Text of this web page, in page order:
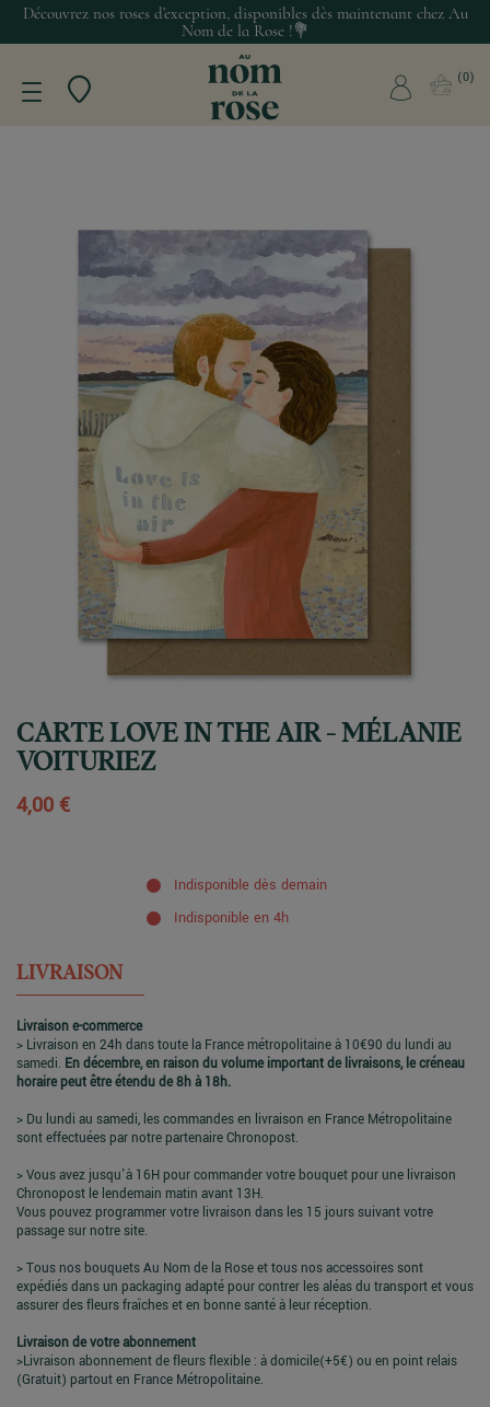
Découvrez nos roses d’exception, disponibles dès maintenant chez Au
Nom de la Rose !💐
0
CARTE LOVE IN THE AIR - MÉLANIE
VOITURIEZ
4,00 €
Indisponible dès demain
Indisponible en 4h
LIVRAISON
Livraison e-commerce
> Livraison en 24h dans toute la France métropolitaine à 10€90 du lundi au
samedi. En décembre, en raison du volume important de livraisons, le créneau
horaire peut être étendu de 8h à 18h.
> Du lundi au samedi, les commandes en livraison en France Métropolitaine
sont effectuées par notre partenaire Chronopost.
> Vous avez jusqu'à 16H pour commander votre bouquet pour une livraison
Chronopost le lendemain matin avant 13H.
Vous pouvez programmer votre livraison dans les 15 jours suivant votre
passage sur notre site.
> Tous nos bouquets Au Nom de la Rose et tous nos accessoires sont
expédiés dans un packaging adapté pour contrer les aléas du transport et vous
assurer des fleurs fraîches et en bonne santé à leur réception.
Livraison de votre abonnement
>Livraison abonnement de fleurs flexible : à domicile(+5€) ou en point relais
(Gratuit) partout en France Métropolitaine.